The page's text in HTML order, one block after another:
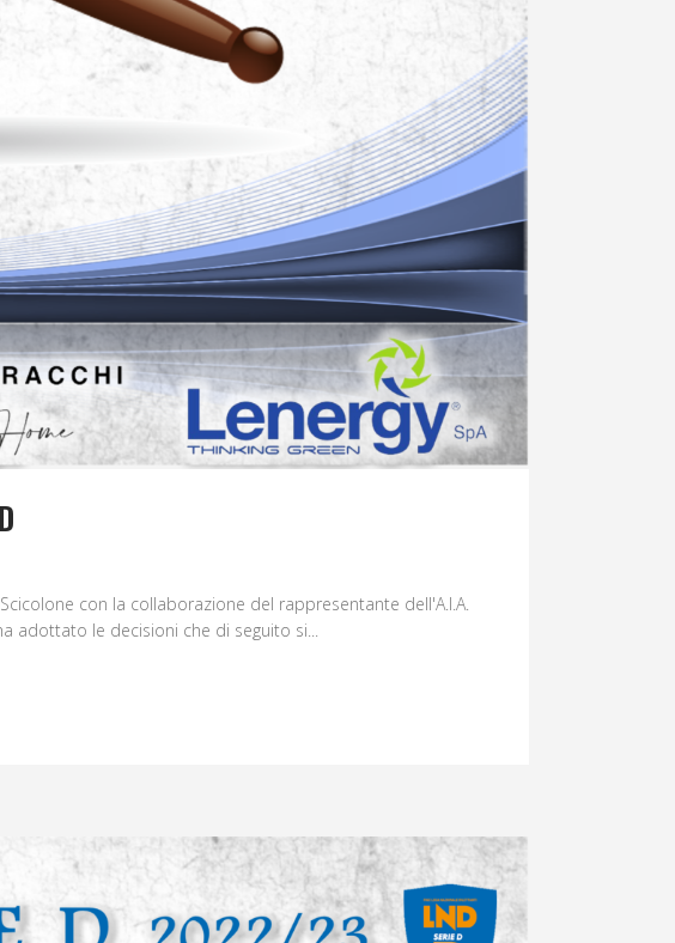
con la collaborazione del rappresentante dell'A.I.A.
adottato le decisioni che di seguito si...